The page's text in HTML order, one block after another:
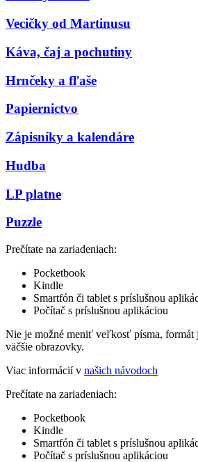
Vecičky od Martinusu
Káva, čaj a pochutiny
Hrnčeky a fľaše
Papiernictvo
Zápisníky a kalendáre
Hudba
LP platne
Puzzle
Prečítate na zariadeniach:
Pocketbook
Kindle
Smartfón či tablet s príslušnou
Počítač s príslušnou aplikáciou
Nie je možné meniť veľkosť písma, formát
väčšie obrazovky.
Viac informácií v našich návodoch
Prečítate na zariadeniach:
Pocketbook
Kindle
Smartfón či tablet s príslušnou
Počítač s príslušnou aplikáciou